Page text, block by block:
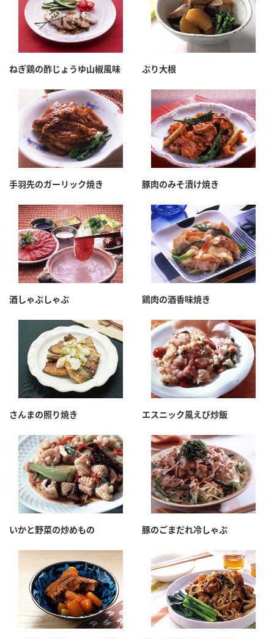
ねぎ鶏の酢じょうゆ山椒風味 ぶり大根
手羽先のガーリック焼き 豚肉のみそ漬け焼き
酒しゃぶしゃぶ 鶏肉の酒香味焼き
さんまの照り焼き エスニック風えび炒飯
いかと野菜の炒めもの 豚のごまだれ冷しゃぶ